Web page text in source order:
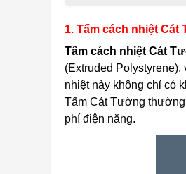
1. Tấm cách nhiệt Cát
Tấm cách nhiệt Cát
(Extruded
nhiệt này không chỉ có
Tấm Cát Tường
phí điện năng.